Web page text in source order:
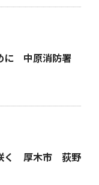
に 中原消防署
咲く 厚木市 荻野